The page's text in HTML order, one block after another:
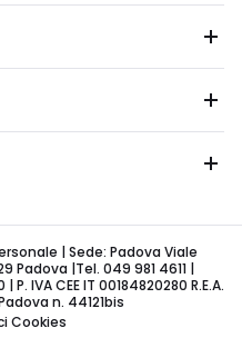
| Sede: Padova Viale
Padova |Tel. 049 981 4611 |
IVA CEE IT 00184820280 R.E.A.
n. 44121bis
Cookies